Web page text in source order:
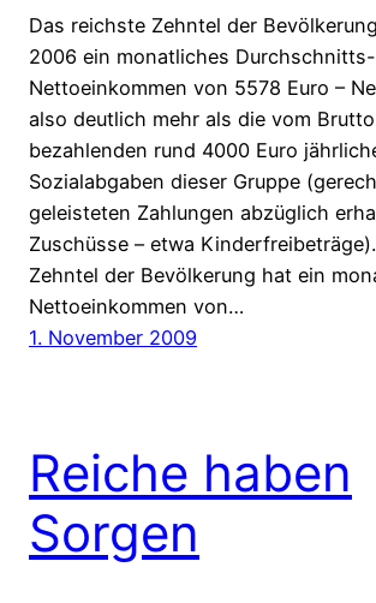
Das reichste Zehntel der
2006 ein monatliches Durchschnitts-
Nettoeinkommen von 5578 Euro –
also deutlich mehr als die vom
bezahlenden rund 4000 Euro
Sozialabgaben dieser Gruppe
geleisteten Zahlungen abzüglich
Zuschüsse – etwa
Zehntel der Bevölkerung hat ein
Nettoeinkommen von…
1. November 2009
Reiche haben
Sorgen